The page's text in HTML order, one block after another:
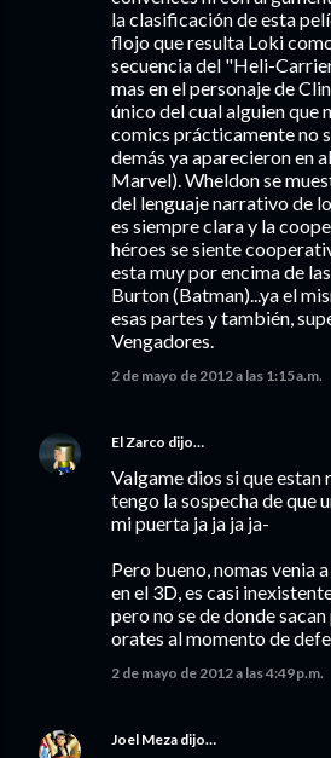
la clasificación de esta
flojo que resulta Loki
secuencia del "Heli-
mas en el personaje de
único del cual alguien que
comics prácticamente no
demás ya aparecieron en
Marvel). Wheldon se
del lenguaje narrativo de
es siempre clara y la
héroes se siente
esta muy por encima de
Burton (Batman)...ya el
esas partes y también,
Vengadores.
2 de mayo de 2012 a las 1:15 a.m.
El Zarco dijo…
Valgame dios si que estan
tengo la sospecha de que
mi puerta ja ja ja ja-
Pero bueno, nomas venia
en el 3D, es casi
pero no se de donde
orates al momento de
2 de mayo de 2012 a las 4:49 p.m.
Joel Meza dijo…